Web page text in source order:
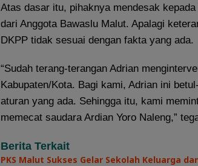
Atas dasar itu, pihaknya mendesak
dari Anggota Bawaslu Malut. Apalagi
DKPP tidak sesuai dengan fakta yang ada.
“Sudah terang-terangan Adrian
Kabupaten/Kota. Bagi kami, Adrian ini
aturan yang ada. Sehingga itu, kami
memecat saudara Ardian Yoro Naleng,”
Berita Terkait
PKS Malut Sukses Gelar Sekolah Keluarga